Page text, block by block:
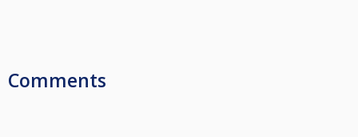
Comments